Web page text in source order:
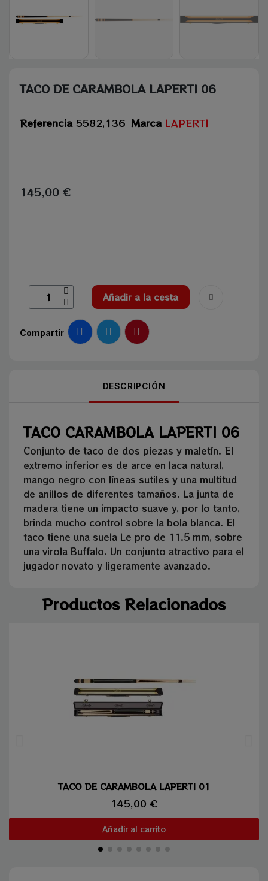
TACO DE CARAMBOLA LAPERTI 06
Referencia 5582,136 Marca LAPERTI
145,00 €
Añadir a la cesta
Compartir
DESCRIPCIÓN
TACO CARAMBOLA LAPERTI 06
Conjunto de taco de dos piezas y maletín. El
extremo inferior es de arce en laca natural,
mango negro con líneas sutiles y una multitud
de anillos de diferentes tamaños. La junta de
madera tiene un impacto suave y, por lo tanto,
brinda mucho control sobre la bola blanca. El
taco tiene una suela Le pro de 11.5 mm, sobre
una virola Buffalo. Un conjunto atractivo para el
jugador novato y ligeramente avanzado.
Productos Relacionados
Vista rápida
TACO DE CARAMBOLA LAPERTI 01
145,00 €
Añadir al carrito